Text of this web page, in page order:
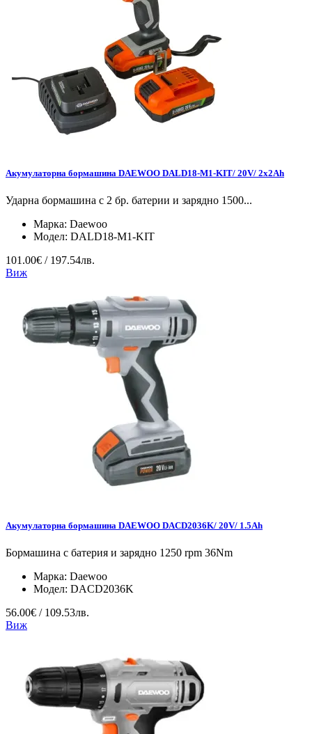
Акумулаторна бормашина DAEWOO DALD18-M1-KIT/ 20V/ 2x2Ah
Ударна бормашина с 2 бр. батерии и зарядно 1500...
Марка: Daewoo
Модел: DALD18-M1-KIT
101.00€ / 197.54лв.
Виж
Акумулаторна бормашина DAEWOO DACD2036K/ 20V/ 1.5Ah
Бормашина с батерия и зарядно 1250 rpm 36Nm
Марка: Daewoo
Модел: DACD2036K
56.00€ / 109.53лв.
Виж